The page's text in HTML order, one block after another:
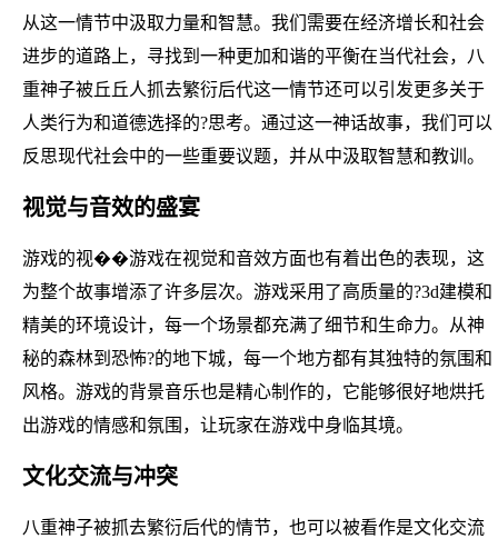
从这一情节中汲取力量和智慧。我们需要在经济增长和社会
进步的道路上，寻找到一种更加和谐的平衡在当代社会，八
重神子被丘丘人抓去繁衍后代这一情节还可以引发更多关于
人类行为和道德选择的?思考。通过这一神话故事，我们可以
反思现代社会中的一些重要议题，并从中汲取智慧和教训。
视觉与音效的盛宴
游戏的视��游戏在视觉和音效方面也有着出色的表现，这
为整个故事增添了许多层次。游戏采用了高质量的?3d建模和
精美的环境设计，每一个场景都充满了细节和生命力。从神
秘的森林到恐怖?的地下城，每一个地方都有其独特的氛围和
风格。游戏的背景音乐也是精心制作的，它能够很好地烘托
出游戏的情感和氛围，让玩家在游戏中身临其境。
文化交流与冲突
八重神子被抓去繁衍后代的情节，也可以被看作是文化交流